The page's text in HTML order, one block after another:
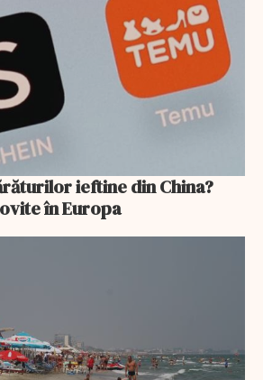
ieftine din China?
în Europa